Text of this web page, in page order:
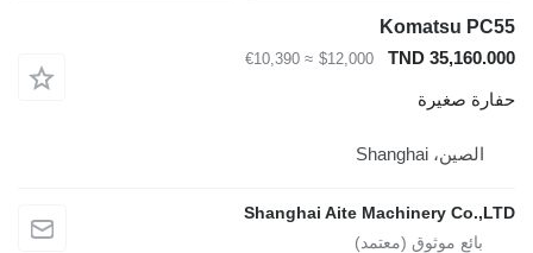
Komatsu
TND
$12,000
≈ €10,390
Shanghai Aite Machinery